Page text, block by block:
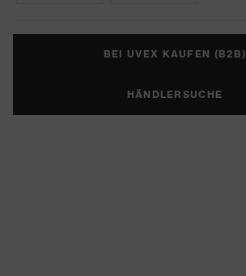
BEI UVEX KAUFEN (B2B)
HÄNDLERSUCHE